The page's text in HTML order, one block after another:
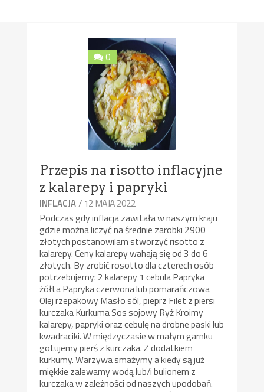
0
Przepis na risotto inflacyjne
z kalarepy i papryki
INFLACJA/ 12 MAJA 2022
Podczas gdy inflacja zawitała w naszym kraju
gdzie można liczyć na średnie zarobki 2900
złotych postanowilam stworzyć risotto z
kalarepy. Ceny kalarepy wahają się od 3 do 6
złotych. By zrobić rosotto dla czterech osób
potrzebujemy: 2 kalarepy 1 cebula Papryka
żółta Papryka czerwona lub pomarańczowa
Olej rzepakowy Masło sól, pieprz Filet z piersi
kurczaka Kurkuma Sos sojowy Ryż Kroimy
kalarepy, papryki oraz cebulę na drobne paski lub
kwadraciki. W międzyczasie w małym garnku
gotujemy pierś z kurczaka. Z dodatkiem
kurkumy. Warzywa smażymy a kiedy są już
miękkie zalewamy wodą lub/i bulionem z
kurczaka w zależności od naszych upodobań.